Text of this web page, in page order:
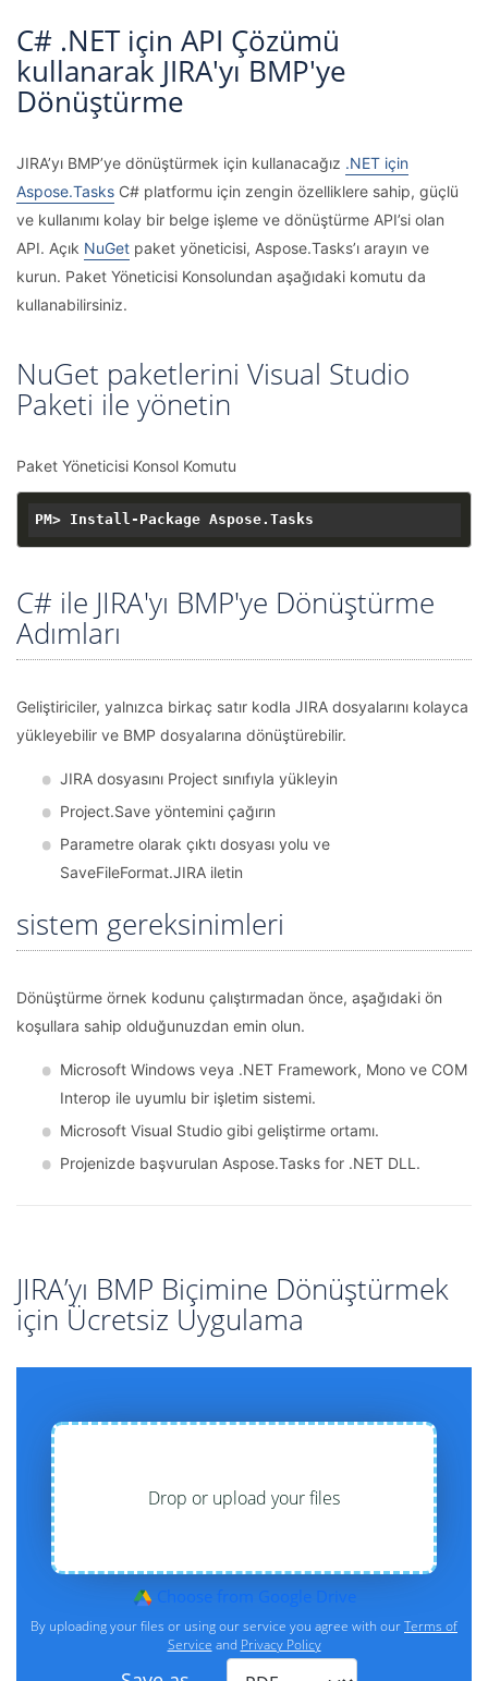
C# .NET için API Çözümü
kullanarak JIRA'yı BMP'ye
Dönüştürme
JIRA’yı BMP’ye dönüştürmek için kullanacağız .NET için
Aspose.Tasks C# platformu için zengin özelliklere sahip, güçlü
ve kullanımı kolay bir belge işleme ve dönüştürme API’si olan
API. Açık NuGet paket yöneticisi, Aspose.Tasks’ı arayın ve
kurun. Paket Yöneticisi Konsolundan aşağıdaki komutu da
kullanabilirsiniz.
NuGet paketlerini Visual Studio
Paketi ile yönetin
Paket Yöneticisi Konsol Komutu
C# ile JIRA'yı BMP'ye Dönüştürme
Adımları
Geliştiriciler, yalnızca birkaç satır kodla JIRA dosyalarını kolayca
yükleyebilir ve BMP dosyalarına dönüştürebilir.
JIRA dosyasını Project sınıfıyla yükleyin
Project.Save yöntemini çağırın
Parametre olarak çıktı dosyası yolu ve
SaveFileFormat.JIRA iletin
sistem gereksinimleri
Dönüştürme örnek kodunu çalıştırmadan önce, aşağıdaki ön
koşullara sahip olduğunuzdan emin olun.
Microsoft Windows veya .NET Framework, Mono ve COM
Interop ile uyumlu bir işletim sistemi.
Microsoft Visual Studio gibi geliştirme ortamı.
Projenizde başvurulan Aspose.Tasks for .NET DLL.
JIRA’yı BMP Biçimine Dönüştürmek
için Ücretsiz Uygulama